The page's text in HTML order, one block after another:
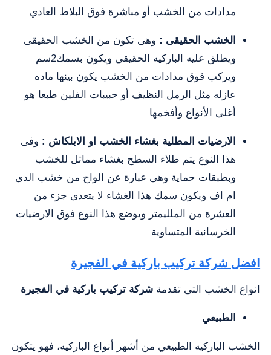
مدادات من الخشب أو مباشرة فوق البلاط العادي
الخشب الحقيقى : وهى تكون من الخشب الحقيقى
ويطلق عليه الباركيه الحقيقي ويكون بسمك2سم
ويركب فوق مدادات من الخشب يكون بينها ماده
عازله مثل الرمل النظيف أو حبيبات الفلين طبعا هو
أغلى الأنواع وأفخمها
الارضيات المطلية بغشاء الخشب او الابلكاش : وفى
هذا النوع يتم طلاء السطح بغشاء مماثل للخشب
وبطبقات حماية وهى عبارة عن الواح من خشب الدى
ام اف ويكون سمك هذا الغشاء لا يتعدى جزء من
العشرة من الملليمتر ويوضع هذا النوع فوق الارضيات
الخرسانية المتساوية
افضل شركة تركيب باركية في الفجيرة
انواع الخشب التى تقدمة شركة تركيب باركية في الفجيرة
الطبيعي
الخشب الباركيه الطبيعي من أشهر أنواع الباركيه، فهو يتكون